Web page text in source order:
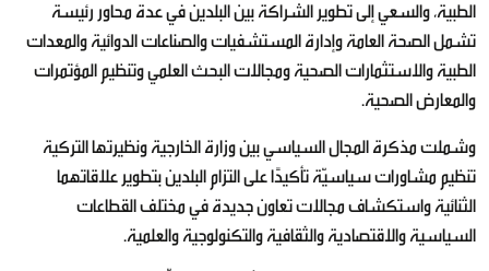
الطبية، والسعي إلى تطوير الشراكة بين البلدين في عدة محاور رئيسة
تشمل الصحة العامة وإدارة المستشفيات والصناعات الدوائية والمعدات
الطبية والاستثمارات الصحية ومجالات البحث العلمي وتنظيم المؤتمرات
والمعارض الصحية.
وشملت مذكرة المجال السياسي بين وزارة الخارجية ونظيرتها التركية
تنظيم مشاورات سياسيّة تأكيدًا على التزام البلدين بتطوير علاقاتهما
الثنائية واستكشاف مجالات تعاون جديدة في مختلف القطاعات
السياسية والاقتصادية والثقافية والتكنولوجية والعلمية.